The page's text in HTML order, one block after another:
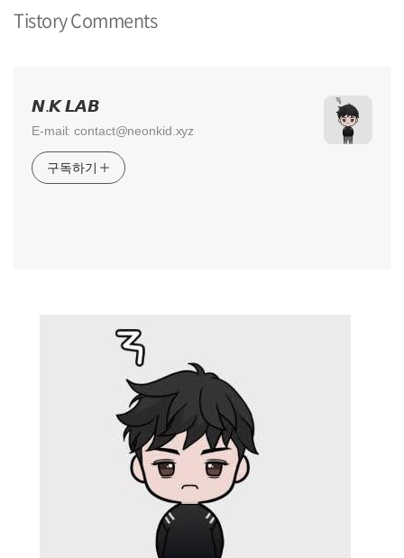
Tistory Comments
𝙉.𝙆 𝙇𝘼𝘽
E-mail: contact@neonkid.xyz
구독하기